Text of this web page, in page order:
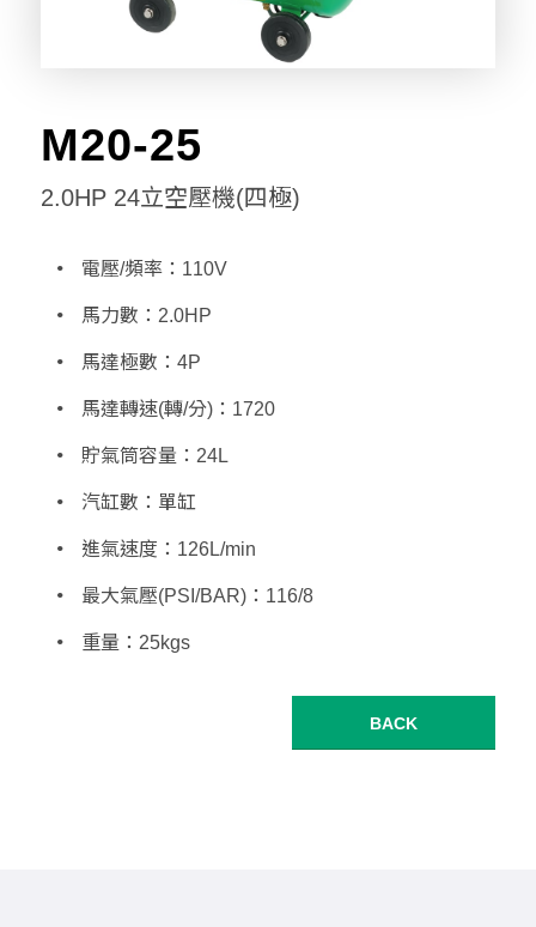
M20-25
2.0HP 24立空壓機(四極)
電壓/頻率：110V
馬力數：2.0HP
馬達極數：4P
馬達轉速(轉/分)：1720
貯氣筒容量：24L
汽缸數：單缸
進氣速度：126L/min
最大氣壓(PSI/BAR)：116/8
重量：25kgs
BACK